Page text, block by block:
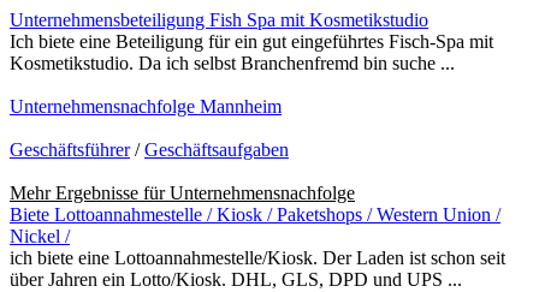
Unternehmensbeteiligung Fish Spa mit Kosmetikstudio
Ich biete eine Beteiligung für ein gut eingeführtes Fisch-Spa mit
Kosmetikstudio. Da ich selbst Branchenfremd bin suche ...
Unternehmensnachfolge Mannheim
Geschäftsführer/Geschäftsaufgaben
Mehr Ergebnisse fürUnternehmensnachfolge
Biete Lottoannahmestelle / Kiosk / Paketshops / Western Union /
Nickel /
ich biete eine Lottoannahmestelle/Kiosk. Der Laden ist schon seit
über Jahren ein Lotto/Kiosk. DHL, GLS, DPD und UPS ...